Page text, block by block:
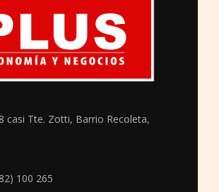
casi Tte. Zotti, Barrio Recoleta,
100 265